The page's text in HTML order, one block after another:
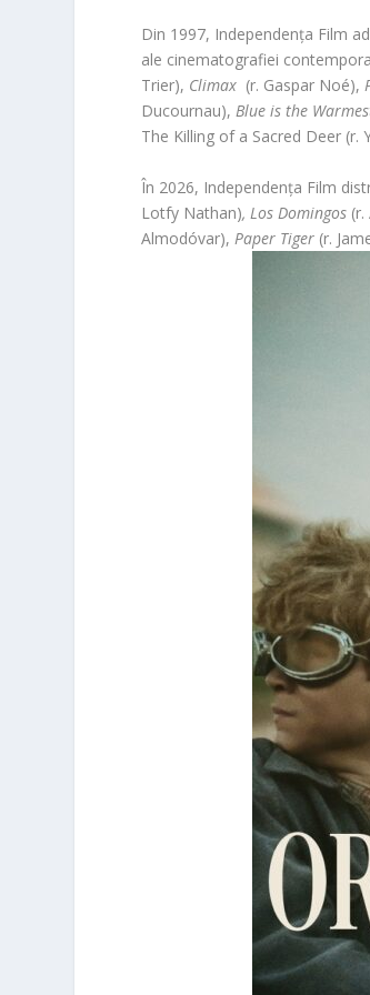
Din 1997, Independența Film
ale cinematografiei
Trier), Climax (r. Gaspar Noé),
Ducournau),Blue is the
The Killing of a Sacred Deer
În 2026, Independența Film
Lotfy Nathan), Los Domingos
Almodóvar), Paper Tiger (r.